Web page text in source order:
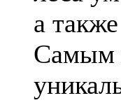
а
Самым